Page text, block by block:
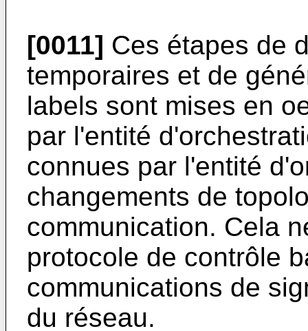
[0011] Ces étapes de
temporaires et de
labels sont mises en
par l'entité
connues par l'entité
changements de
communication. Cela
protocole de contrôle
communications de
du réseau.